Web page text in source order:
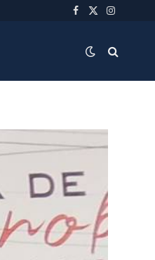
Facebook
X